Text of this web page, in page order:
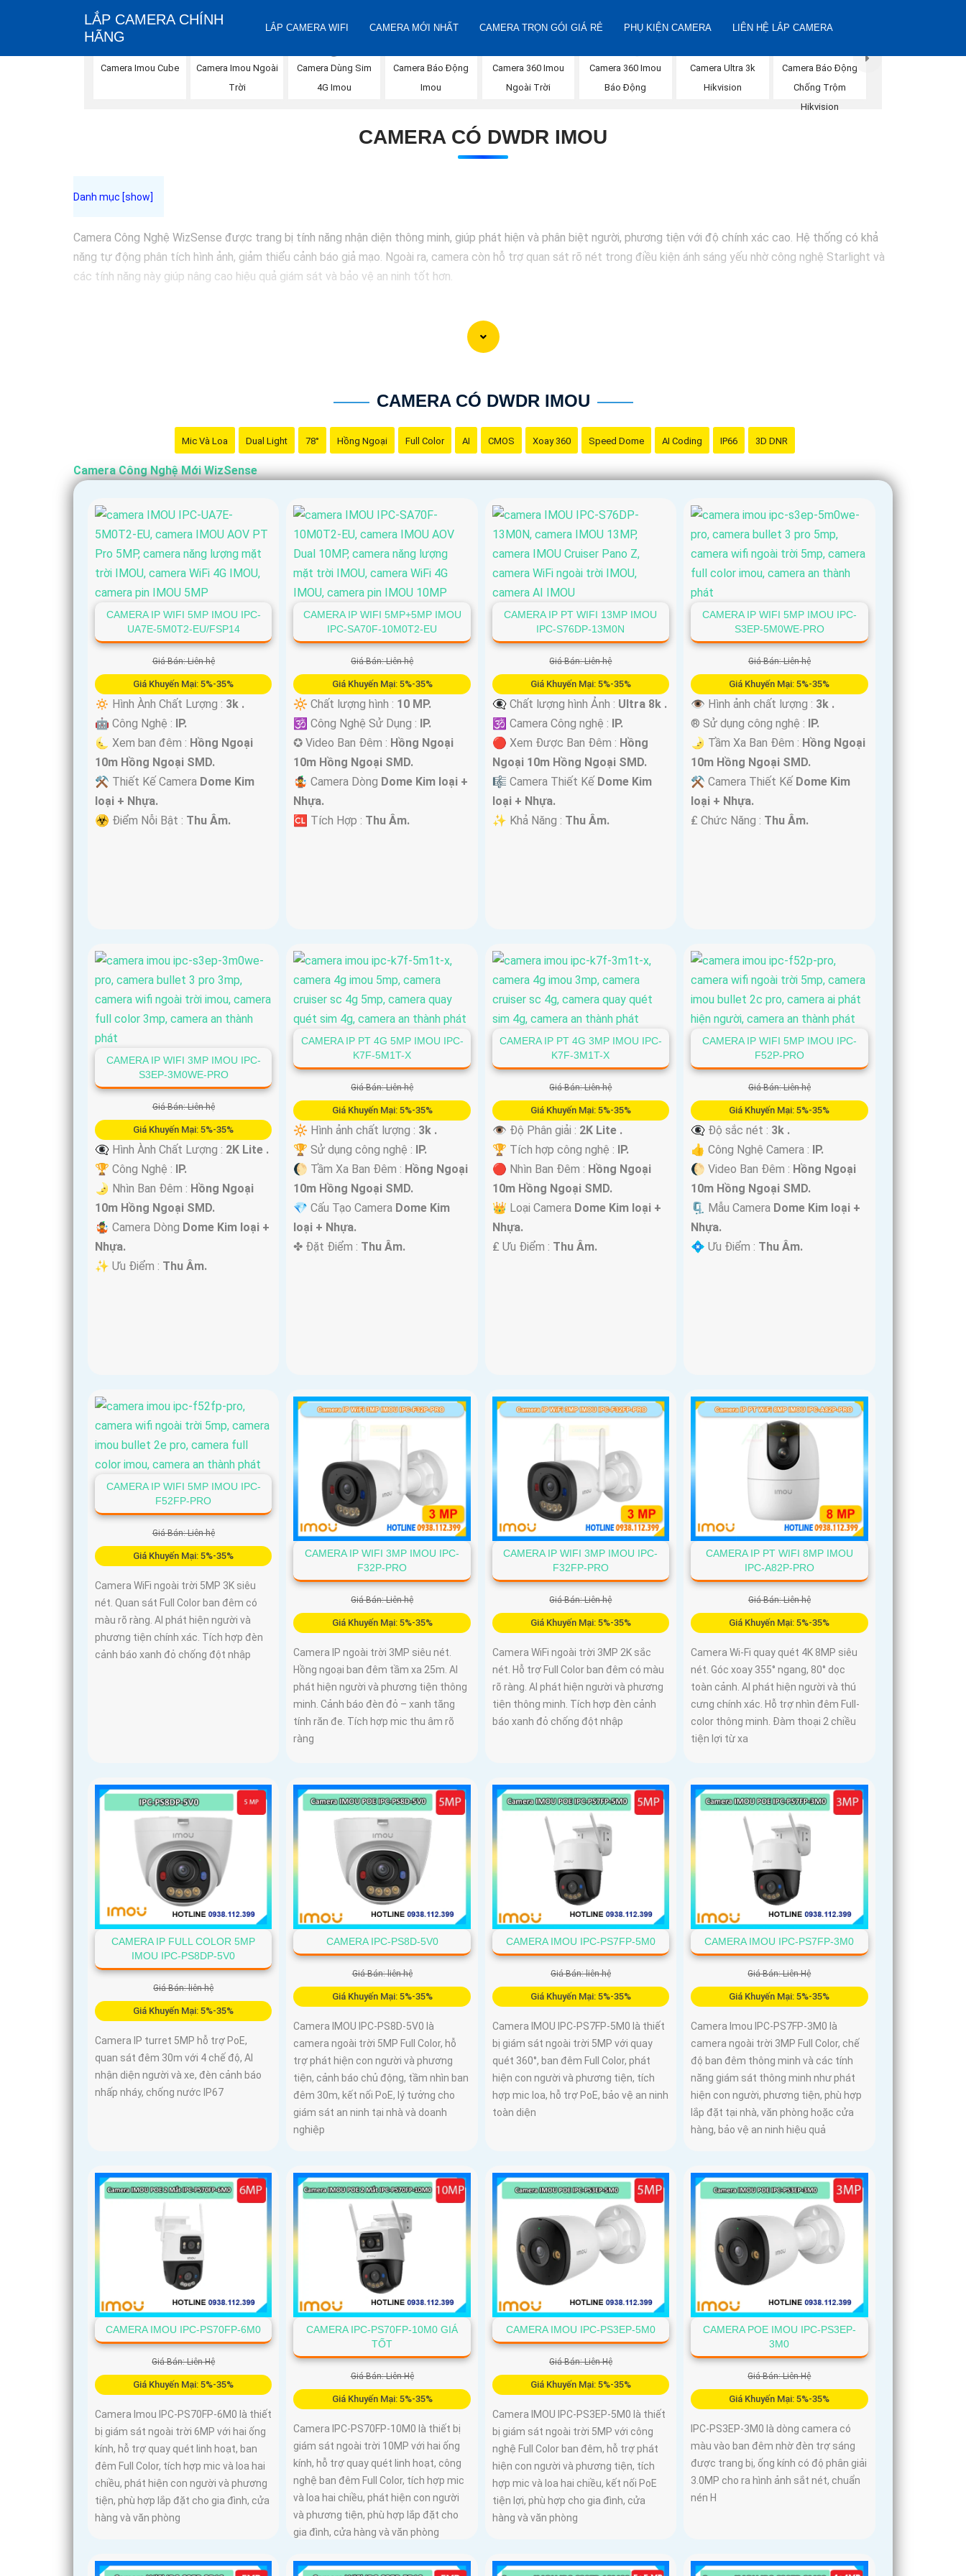
LẮP CAMERA CHÍNH
HÃNG
LẮP CAMERA WIFI CAMERA MỚI NHẤT CAMERA TRỌN GÓI GIÁ RẺ PHỤ KIỆN CAMERA LIÊN HỆ LẮP CAMERA
Camera Imou Cube
Camera Imou Ngoài
Trời
Camera Dùng Sim
4G Imou
Camera Báo Động
Imou
Camera 360 Imou
Ngoài Trời
Camera 360 Imou
Báo Động
Camera Ultra 3k
Hikvision
Camera Báo Động
Chống Trộm
Hikvision
CAMERA CÓ DWDR IMOU
Camera Công Nghệ WizSense được trang bị tính năng nhận diện thông minh, giúp phát hiện và phân biệt người, phương tiện với độ chính xác cao. Hệ thống có khả
năng tự động phân tích hình ảnh, giảm thiểu cảnh báo giả mạo. Ngoài ra, camera còn hỗ trợ quan sát rõ nét trong điều kiện ánh sáng yếu nhờ công nghệ Starlight và
các tính năng này giúp nâng cao hiệu quả giám sát và bảo vệ an ninh tốt hơn.
CAMERA CÓ DWDR IMOU
Mic Và Loa Dual Light 78° Hồng Ngoại Full Color AI CMOS Xoay 360 Speed Dome AI Coding IP66 3D DNR
Camera Công Nghệ Mới WizSense
CAMERA IP WIFI 5MP IMOU IPC-
UA7E-5M0T2-EU/FSP14
Giá Bán: Liên hệ
Giá Khuyến Mại: 5%-35%
🔅 Hình Ành Chất Lượng : 3k .
🤖️ Công Nghệ : IP.
🌜 Xem ban đêm : Hồng Ngoại
10m Hồng Ngoại SMD.
⚒ Thiết Kế Camera Dome Kim
loại + Nhựa.
️☣️ Điểm Nỗi Bật : Thu Âm.
CAMERA IP WIFI 5MP+5MP IMOU
IPC-SA70F-10M0T2-EU
Giá Bán: Liên hệ
Giá Khuyến Mại: 5%-35%
🔆 Chất lượng hình : 10 MP.
🕉️ Công Nghệ Sử Dụng : IP.
✪ Video Ban Đêm : Hồng Ngoại
10m Hồng Ngoại SMD.
🤹 Camera Dòng Dome Kim loại +
Nhựa.
️🆑 Tích Hợp : Thu Âm.
CAMERA IP PT WIFI 13MP IMOU
IPC-S76DP-13M0N
Giá Bán: Liên hệ
Giá Khuyến Mại: 5%-35%
👁️‍🗨 Chất lượng hình Ảnh : Ultra 8k .
🕉️ Camera Công nghệ : IP.
🔴 Xem Được Ban Đêm : Hồng
Ngoại 10m Hồng Ngoại SMD.
🎼️ Camera Thiết Kế Dome Kim
loại + Nhựa.
️✨ Khả Năng : Thu Âm.
CAMERA IP WIFI 5MP IMOU IPC-
S3EP-5M0WE-PRO
Giá Bán: Liên hệ
Giá Khuyến Mại: 5%-35%
👁 Hình ảnh chất lượng : 3k .
®️ Sử dụng công nghệ : IP.
🌛 Tầm Xa Ban Đêm : Hồng Ngoại
10m Hồng Ngoại SMD.
⚒ Camera Thiết Kế Dome Kim
loại + Nhựa.
️₤ Chức Năng : Thu Âm.
CAMERA IP WIFI 3MP IMOU IPC-
S3EP-3M0WE-PRO
Giá Bán: Liên hệ
Giá Khuyến Mại: 5%-35%
👁️‍🗨 Hình Ành Chất Lượng : 2K Lite .
🏆 Công Nghệ : IP.
🌛 Nhìn Ban Đêm : Hồng Ngoại
10m Hồng Ngoại SMD.
🤹 Camera Dòng Dome Kim loại +
Nhựa.
️✨ Ưu Điểm : Thu Âm.
CAMERA IP PT 4G 5MP IMOU IPC-
K7F-5M1T-X
Giá Bán: Liên hệ
Giá Khuyến Mại: 5%-35%
🔆 Hình ảnh chất lượng : 3k .
🏆 Sử dụng công nghệ : IP.
🌔 Tầm Xa Ban Đêm : Hồng Ngoại
10m Hồng Ngoại SMD.
💎 Cấu Tạo Camera Dome Kim
loại + Nhựa.
️✤ Đặt Điểm : Thu Âm.
CAMERA IP PT 4G 3MP IMOU IPC-
K7F-3M1T-X
Giá Bán: Liên hệ
Giá Khuyến Mại: 5%-35%
👁 Độ Phân giải : 2K Lite .
🏆 Tích hợp công nghệ : IP.
🔴 Nhìn Ban Đêm : Hồng Ngoại
10m Hồng Ngoại SMD.
👑 Loại Camera Dome Kim loại +
Nhựa.
️₤ Ưu Điểm : Thu Âm.
CAMERA IP WIFI 5MP IMOU IPC-
F52P-PRO
Giá Bán: Liên hệ
Giá Khuyến Mại: 5%-35%
👁️‍🗨 Độ sắc nét : 3k .
👍 Công Nghệ Camera : IP.
🌔 Video Ban Đêm : Hồng Ngoại
10m Hồng Ngoại SMD.
🗜️ Mẫu Camera Dome Kim loại +
Nhựa.
️💠 Ưu Điểm : Thu Âm.
CAMERA IP WIFI 5MP IMOU IPC-
F52FP-PRO
Giá Bán: Liên hệ
Giá Khuyến Mại: 5%-35%
Camera WiFi ngoài trời 5MP 3K siêu
nét. Quan sát Full Color ban đêm có
màu rõ ràng. AI phát hiện người và
phương tiện chính xác. Tích hợp đèn
cảnh báo xanh đỏ chống đột nhập
CAMERA IP WIFI 3MP IMOU IPC-
F32P-PRO
Giá Bán: Liên hệ
Giá Khuyến Mại: 5%-35%
Camera IP ngoài trời 3MP siêu nét.
Hồng ngoại ban đêm tầm xa 25m. AI
phát hiện người và phương tiện thông
minh. Cảnh báo đèn đỏ – xanh tăng
tính răn đe. Tích hợp mic thu âm rõ
ràng
CAMERA IP WIFI 3MP IMOU IPC-
F32FP-PRO
Giá Bán: Liên hệ
Giá Khuyến Mại: 5%-35%
Camera WiFi ngoài trời 3MP 2K sắc
nét. Hỗ trợ Full Color ban đêm có màu
rõ ràng. AI phát hiện người và phương
tiện thông minh. Tích hợp đèn cảnh
báo xanh đỏ chống đột nhập
CAMERA IP PT WIFI 8MP IMOU
IPC-A82P-PRO
Giá Bán: Liên hệ
Giá Khuyến Mại: 5%-35%
Camera Wi-Fi quay quét 4K 8MP siêu
nét. Góc xoay 355° ngang, 80° dọc
toàn cảnh. AI phát hiện người và thú
cưng chính xác. Hỗ trợ nhìn đêm Full-
color thông minh. Đàm thoại 2 chiều
tiện lợi từ xa
CAMERA IP FULL COLOR 5MP
IMOU IPC-PS8DP-5V0
Giá Bán: liên hệ
Giá Khuyến Mại: 5%-35%
Camera IP turret 5MP hỗ trợ PoE,
quan sát đêm 30m với 4 chế độ, AI
nhận diện người và xe, đèn cảnh báo
nhấp nháy, chống nước IP67
CAMERA IPC-PS8D-5V0
Giá Bán: liên hệ
Giá Khuyến Mại: 5%-35%
Camera IMOU IPC-PS8D-5V0 là
camera ngoài trời 5MP Full Color, hỗ
trợ phát hiện con người và phương
tiện, cảnh báo chủ động, tầm nhìn ban
đêm 30m, kết nối PoE, lý tưởng cho
giám sát an ninh tại nhà và doanh
nghiệp
CAMERA IMOU IPC-PS7FP-5M0
Giá Bán: liên hệ
Giá Khuyến Mại: 5%-35%
Camera IMOU IPC-PS7FP-5M0 là thiết
bị giám sát ngoài trời 5MP với quay
quét 360°, ban đêm Full Color, phát
hiện con người và phương tiện, tích
hợp mic loa, hỗ trợ PoE, bảo vệ an ninh
toàn diện
CAMERA IMOU IPC-PS7FP-3M0
Giá Bán: Liên Hệ
Giá Khuyến Mại: 5%-35%
Camera Imou IPC-PS7FP-3M0 là
camera ngoài trời 3MP Full Color, chế
độ ban đêm thông minh và các tính
năng giám sát thông minh như phát
hiện con người, phương tiện, phù hợp
lắp đặt tại nhà, văn phòng hoặc cửa
hàng, bảo vệ an ninh hiệu quả
CAMERA IMOU IPC-PS70FP-6M0
Giá Bán: Liên Hệ
Giá Khuyến Mại: 5%-35%
Camera Imou IPC-PS70FP-6M0 là thiết
bị giám sát ngoài trời 6MP với hai ống
kính, hỗ trợ quay quét linh hoạt, ban
đêm Full Color, tích hợp mic và loa hai
chiều, phát hiện con người và phương
tiện, phù hợp lắp đặt cho gia đình, cửa
hàng và văn phòng
CAMERA IPC-PS70FP-10M0 GIÁ
TỐT
Giá Bán: Liên Hệ
Giá Khuyến Mại: 5%-35%
Camera IPC-PS70FP-10M0 là thiết bị
giám sát ngoài trời 10MP với hai ống
kính, hỗ trợ quay quét linh hoạt, công
nghệ ban đêm Full Color, tích hợp mic
và loa hai chiều, phát hiện con người
và phương tiện, phù hợp lắp đặt cho
gia đình, cửa hàng và văn phòng
CAMERA IMOU IPC-PS3EP-5M0
Giá Bán: Liên Hệ
Giá Khuyến Mại: 5%-35%
Camera IMOU IPC-PS3EP-5M0 là thiết
bị giám sát ngoài trời 5MP với công
nghệ Full Color ban đêm, hỗ trợ phát
hiện con người và phương tiện, tích
hợp mic và loa hai chiều, kết nối PoE
tiện lợi, phù hợp cho gia đình, cửa
hàng và văn phòng
CAMERA POE IMOU IPC-PS3EP-
3M0
Giá Bán: Liên Hệ
Giá Khuyến Mại: 5%-35%
IPC-PS3EP-3M0 là dòng camera có
màu vào ban đêm nhờ đèn trợ sáng
được trang bị, ống kính có độ phân giải
3.0MP cho ra hình ảnh sắt nét, chuẩn
nén H